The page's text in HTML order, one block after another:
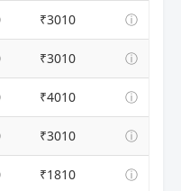
₹3010 ⓘ
₹3010 ⓘ
₹4010 ⓘ
₹3010 ⓘ
₹1810 ⓘ